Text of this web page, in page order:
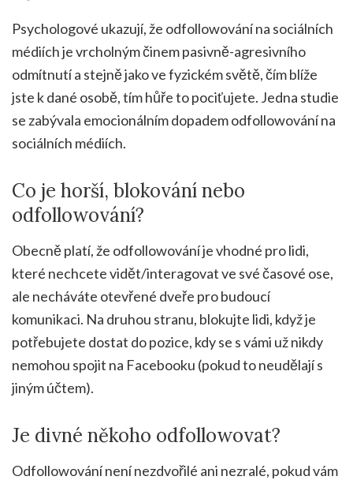
Psychologové ukazují, že odfollowování na sociálních
médiích je vrcholným činem pasivně-agresivního
odmítnutí a stejně jako ve fyzickém světě, čím blíže
jste k dané osobě, tím hůře to pociťujete. Jedna studie
se zabývala emocionálním dopadem odfollowování na
sociálních médiích.
Co je horší, blokování nebo
odfollowování?
Obecně platí, že odfollowování je vhodné pro lidi,
které nechcete vidět/interagovat ve své časové ose,
ale necháváte otevřené dveře pro budoucí
komunikaci. Na druhou stranu, blokujte lidi, když je
potřebujete dostat do pozice, kdy se s vámi už nikdy
nemohou spojit na Facebooku (pokud to neudělají s
jiným účtem).
Je divné někoho odfollowovat?
Odfollowování není nezdvořilé ani nezralé, pokud vám